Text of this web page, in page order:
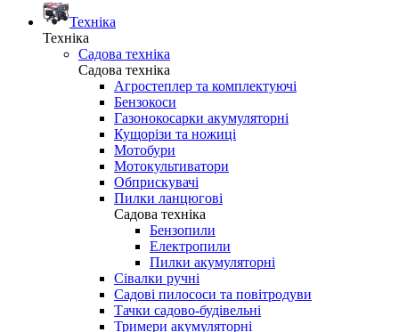
Техніка
Техніка
Садова техніка
Садова техніка
Агростеплер та комплектуючі
Бензокоси
Газонокосарки акумуляторні
Кущорізи та ножиці
Мотобури
Мотокультиватори
Обприскувачі
Пилки ланцюгові
Садова техніка
Бензопили
Електропили
Пилки акумуляторні
Сівалки ручні
Садові пилососи та повітродуви
Тачки садово-будівельні
Тримери акумуляторні